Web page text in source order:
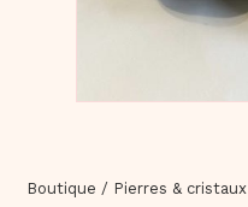
Boutique / Pierres & cristaux